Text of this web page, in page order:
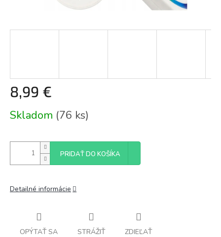
8,99 €
cena:
Skladom (76 ks)
PRIDAŤ DO KOŠÍKA
Detailné informácie
OPÝTAŤ SA STRÁŽIŤ ZDIEĽAŤ